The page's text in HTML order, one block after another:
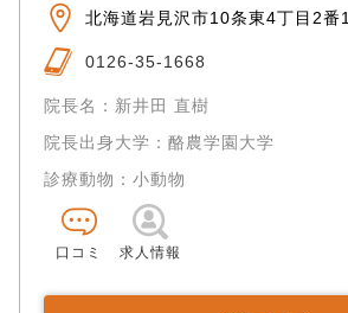
北海道岩見沢市10条東4丁目2番1
0126-35-1668
院長名：新井田 直樹
院長出身大学：酪農学園大学
診療動物：小動物
口コミ 求人情報